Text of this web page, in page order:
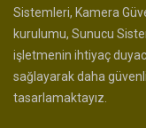
Sistemleri, Kamera
kurulumu, Sunucu
işletmenin ihtiyaç
sağlayarak daha güvenli
tasarlamaktayız.